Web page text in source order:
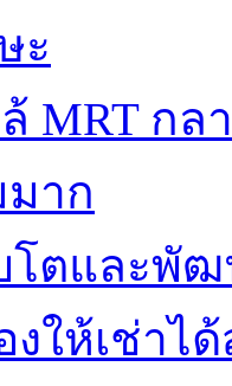
ะ
MRT กล
าก
โตและพั
งให้เช่า